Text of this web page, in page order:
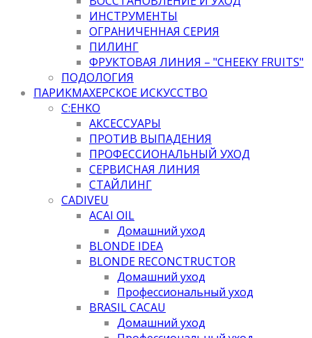
ИНСТРУМЕНТЫ
ОГРАНИЧЕННАЯ СЕРИЯ
ПИЛИНГ
ФРУКТОВАЯ ЛИНИЯ – "CHEEKY FRUITS"
ПОДОЛОГИЯ
ПАРИКМАХЕРСКОЕ ИСКУССТВО
C:EHKO
АКСЕССУАРЫ
ПРОТИВ ВЫПАДЕНИЯ
ПРОФЕССИОНАЛЬНЫЙ УХОД
СЕРВИСНАЯ ЛИНИЯ
СТАЙЛИНГ
CADIVEU
ACAI OIL
Домашний уход
BLONDE IDEA
BLONDE RECONCTRUCTOR
Домашний уход
Профессиональный уход
BRASIL CACAU
Домашний уход